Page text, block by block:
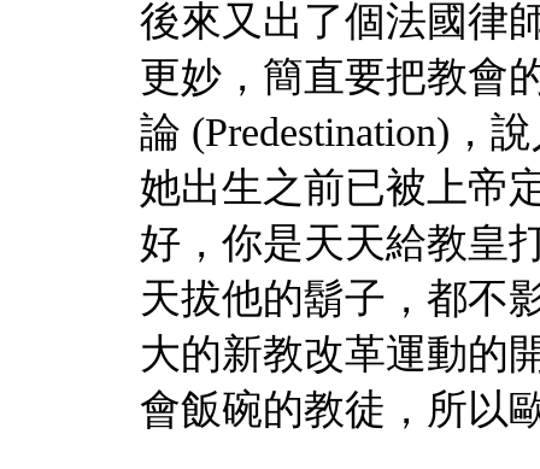
後來又出了個法國律
更妙，簡直要把教會
論 (Predestination) ，
她出生之前已被上帝
好，你是天天給教皇
天拔他的鬍子，都不
大的新教改革運動的
會飯碗的教徒，所以